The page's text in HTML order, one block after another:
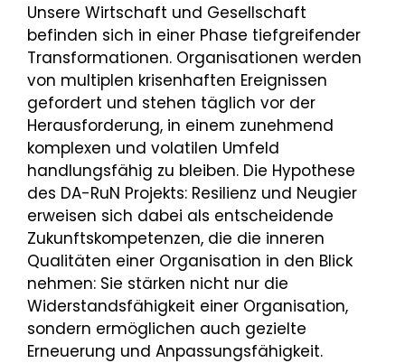
Unsere Wirtschaft und Gesellschaft
befinden sich in einer Phase tiefgreifender
Transformationen. Organisationen werden
von multiplen krisenhaften Ereignissen
gefordert und stehen täglich vor der
Herausforderung, in einem zunehmend
komplexen und volatilen Umfeld
handlungsfähig zu bleiben. Die Hypothese
des DA-RuN Projekts: Resilienz und Neugier
erweisen sich dabei als entscheidende
Zukunftskompetenzen, die die inneren
Qualitäten einer Organisation in den Blick
nehmen: Sie stärken nicht nur die
Widerstandsfähigkeit einer Organisation,
sondern ermöglichen auch gezielte
Erneuerung und Anpassungsfähigkeit.